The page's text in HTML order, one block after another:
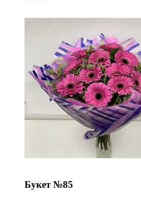
Букет №85